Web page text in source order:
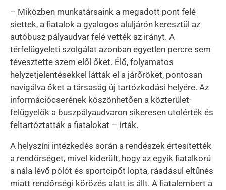
– Miközben munkatársaink a megadott pont felé
siettek, a fiatalok a gyalogos aluljárón keresztül az
autóbusz-pályaudvar felé vették az irányt. A
térfelügyeleti szolgálat azonban egyetlen percre sem
tévesztette szem elől őket. Élő, folyamatos
helyzetjelentésekkel látták el a járőröket, pontosan
navigálva őket a társaság új tartózkodási helyére. Az
információcserének köszönhetően a közterület-
felügyelők a buszpályaudvaron sikeresen utolérték és
feltartóztatták a fiatalokat – írták.
A helyszíni intézkedés során a rendészek értesítették
a rendőrséget, mivel kiderült, hogy az egyik fiatalkorú
a nála lévő pólót és sportcipőt lopta, ráadásul eltűnés
miatt rendőrségi körözés alatt is állt. A fiatalembert a